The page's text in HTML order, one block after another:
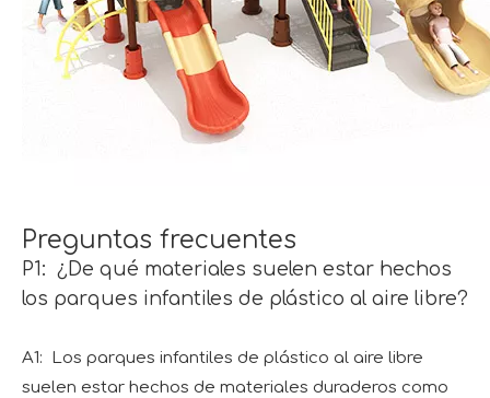
Preguntas frecuentes
P1: ¿De qué materiales suelen estar hechos
los parques infantiles de plástico al aire libre?
A1: Los parques infantiles de plástico al aire libre
suelen estar hechos de materiales duraderos como